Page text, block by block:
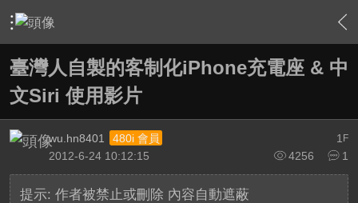
› 敗家特區 For Sale or Trade › 3C資訊流通站 › 內容
臺灣人自製的客制化iPhone充電座 & 中
文Siri 使用影片
1 F
wu.hn8401
480i 會員
4256
1
2012-6-24 10:12:15
提示: 作者被禁止或刪除 內容自動遮蔽